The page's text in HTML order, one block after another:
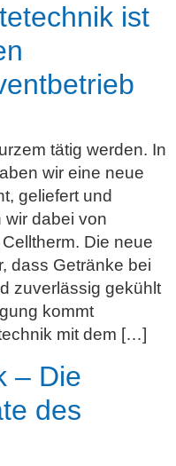
ist
tätig werden. In
wir eine neue
geliefert und
wir dabei von
Die neue
dass Getränke bei
zuverlässig gekühlt
kommt
mit dem […]
– Die
des